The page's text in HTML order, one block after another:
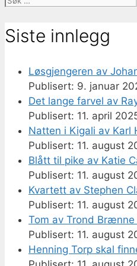
Siste innlegg
Løsgjengeren av
9. januar
Det lange farvel av
11. april
Natten i Kigali av Karl
11. august
Blått til pike av Katie
11. august
Kvartett av Stephen
11. august
Tom av Trond Brænne
11. august
Henning Torp skal